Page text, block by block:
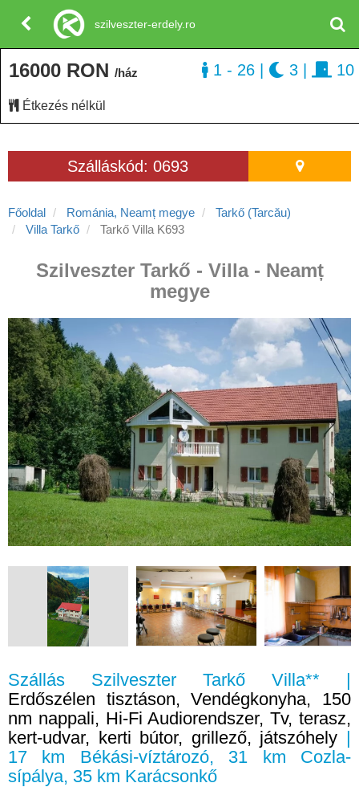
Szálláskód: 0693
Főoldal Románia, Neamț megye
Tarkő (Tarcău)
Villa Tarkő
Tarkő Villa K693
Szilveszter Tarkő - Villa - Neamț
megye
Szállás Szilveszter Tarkő Villa** |
Erdőszélen tisztáson, Vendégkonyha, 150
nm nappali, Hi-Fi Audiorendszer, Tv, terasz,
kert-udvar, kerti bútor, grillező, játszóhely |
17 km Békási-víztározó, 31 km Cozla-
sípálya, 35 km Karácsonkő
16000 RON /ház
Étkezés nélkül
1 - 26 3 10
szilveszter-erdely.ro